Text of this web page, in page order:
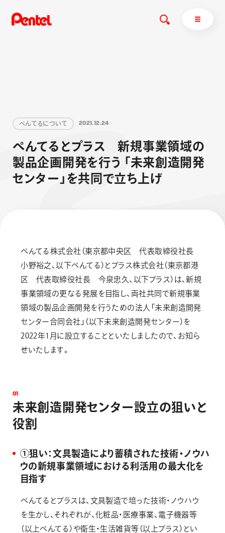
エナージェル サインペン オレンズ
ボールペン
ペン
マーカー
シャープペン
その他
ぺんてるについて
ぺんてるについてトップ
メッセージ
ぺんてるに ついて 2021.12.24
ぺんてる とプラ ス 新規事業領域の
製品企画 開 発を行う 「 未来創 造 開発
センタ ー 」 を共 同 で立ち 上げ
ぺんてる株式会社（東京都中央区 代表取締役社長
小野裕之、以下ぺんてる）とプラス株式会社（東京都港
区 代表取締役社長 今泉忠久、以下プラス）は、新規
事業領域の更なる発展を目指し、両社共同で新規事業
領域の製品企画開発を行うための法人「未来創造開発
センター合同会社」（以下未来創造開発センター）を
2022年1月に設立することといたしましたので、お知ら
せいたします。
01
未来創 造 開 発センタ ー設立の狙 い と
役割
①狙い：文具製造により蓄積された技術・ノウハ
ウの新規事業領域における利活用の最大化を
目指す
ぺんてるとプラスは、文具製造で培った技術・ノウハウ
を生かし、それぞれが、化粧品・医療事業、電子機器等
（以上ぺんてる）や衛生・生活雑貨等（以上プラス）とい